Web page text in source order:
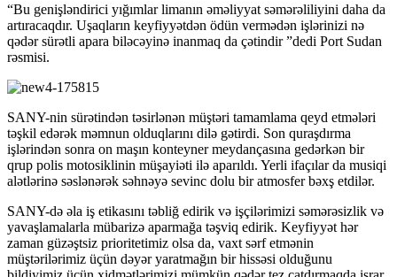
“Bu genişləndirici yığımlar limanın əməliyyat səmərəliliyini daha da
artıracaqdır. Uşaqların keyfiyyətdən ödün vermədən işlərinizi nə
qədər sürətli apara biləcəyinə inanmaq da çətindir ”dedi Port Sudan
rəsmisi.
SANY-nin sürətindən təsirlənən müştəri tamamlama qeyd etmələri
təşkil edərək məmnun olduqlarını dilə gətirdi. Son quraşdırma
işlərindən sonra on maşın konteyner meydançasına gedərkən bir
qrup polis motosiklinin müşayiəti ilə aparıldı. Yerli ifaçılar da musiqi
alətlərinə səslənərək səhnəyə sevinc dolu bir atmosfer bəxş etdilər.
SANY-də əla iş etikasını təbliğ edirik və işçilərimizi səmərəsizlik və
yavaşlamalarla mübarizə aparmağa təşviq edirik. Keyfiyyət hər
zaman güzəştsiz prioritetimiz olsa da, vaxt sərf etmənin
müştərilərimiz üçün dəyər yaratmağın bir hissəsi olduğunu